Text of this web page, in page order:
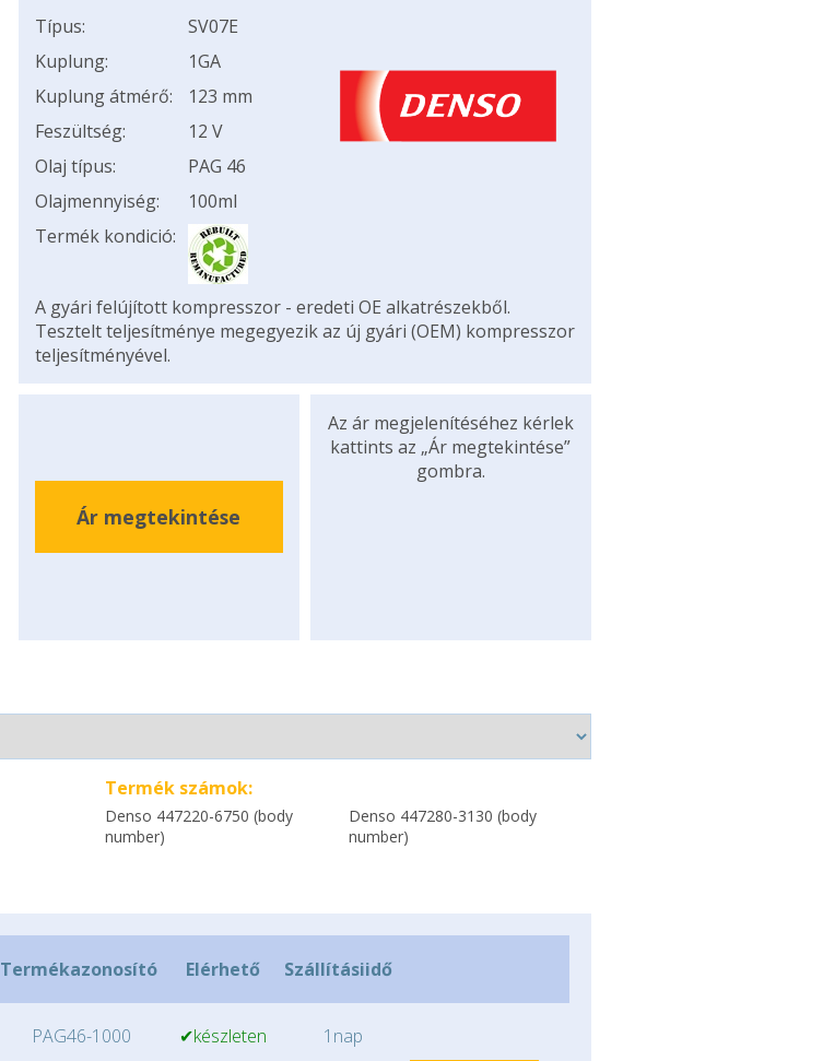
Típus:
SV07E
Kuplung:
1GA
Kuplung átmérő:
123 mm
Feszültség:
12 V
Olaj típus:
PAG 46
Olajmennyiség:
100ml
Termék kondició:
A gyári felújított kompresszor - eredeti OE alkatrészekből.
Tesztelt teljesítménye megegyezik az új gyári (OEM) kompresszor
teljesítményével.
Ár megtekintése
Az ár megjelenítéséhez kérlek
kattints az „Ár megtekintése”
gombra.
Termék számok:
Denso 447220-6750 (body
number)
Denso 447280-3130 (body
number)
Termékazonosító Elérhető Szállításiidő
PAG46-1000 ✔készleten
1nap